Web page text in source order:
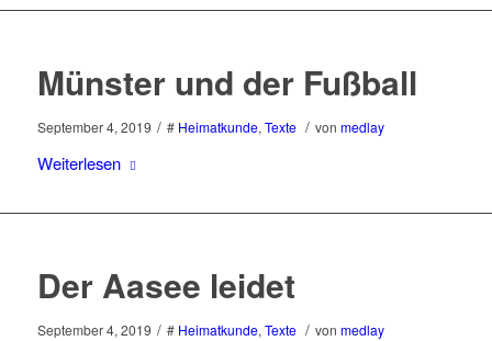
Münster und der Fußball
September 4, 2019 / # Heimatkunde, Texte / von medlay
Weiterlesen
Der Aasee leidet
September 4, 2019 / # Heimatkunde, Texte / von medlay